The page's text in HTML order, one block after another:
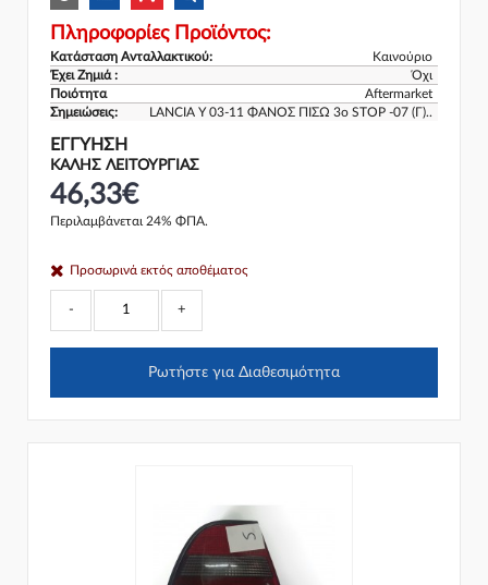
Πληροφορίες Προϊόντος:
Κατάσταση Ανταλλακτικού:
Καινούριο
Έχει Ζημιά :
Όχι
Ποιότητα
Aftermarket
Σημειώσεις:
LANCIA Y 03-11 ΦΑΝΟΣ ΠΙΣΩ 3ο STOP -07 (Γ)..
ΕΓΓΎΗΣΗ
ΚΑΛΗΣ ΛΕΙΤΟΥΡΓΙΑΣ
46,33€
Περιλαμβάνεται 24% ΦΠΑ.
Προσωρινά εκτός αποθέματος
- +
Ρωτήστε για Διαθεσιμότητα